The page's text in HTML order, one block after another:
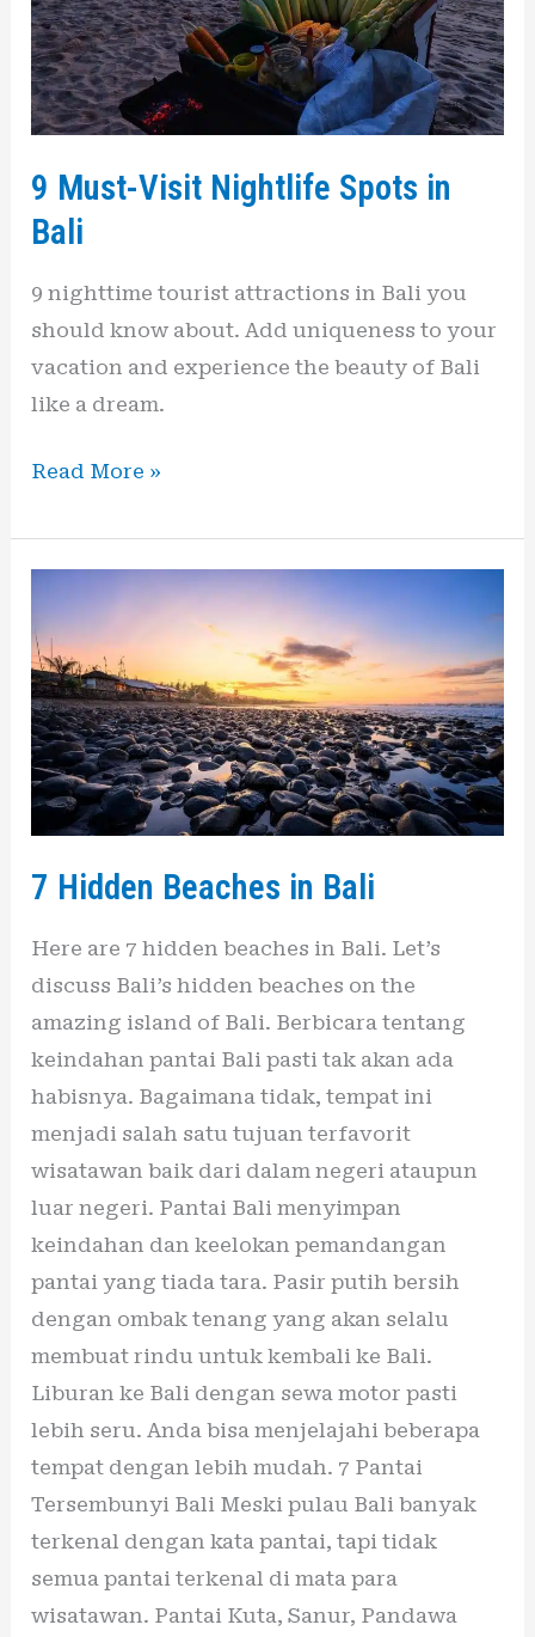
9 Must-Visit Nightlife Spots in
Bali
9 nighttime tourist attractions in Bali you
should know about. Add uniqueness to your
vacation and experience the beauty of Bali
like a dream.
in
Bali
Read More »
7 Hidden Beaches in Bali
Here are 7 hidden beaches in Bali. Let’s
discuss Bali’s hidden beaches on the
amazing island of Bali. Berbicara tentang
keindahan pantai Bali pasti tak akan ada
habisnya. Bagaimana tidak, tempat ini
menjadi salah satu tujuan terfavorit
wisatawan baik dari dalam negeri ataupun
luar negeri. Pantai Bali menyimpan
keindahan dan keelokan pemandangan
pantai yang tiada tara. Pasir putih bersih
dengan ombak tenang yang akan selalu
membuat rindu untuk kembali ke Bali.
Liburan ke Bali dengan sewa motor pasti
lebih seru. Anda bisa menjelajahi beberapa
tempat dengan lebih mudah. 7 Pantai
Tersembunyi Bali Meski pulau Bali banyak
terkenal dengan kata pantai, tapi tidak
semua pantai terkenal di mata para
wisatawan. Pantai Kuta, Sanur, Pandawa
Hidden
Beaches
in
Bali